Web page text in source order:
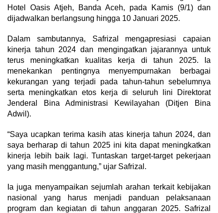
Hotel Oasis Atjeh, Banda Aceh, pada Kamis (9/1) dan
dijadwalkan berlangsung hingga 10 Januari 2025.
Dalam sambutannya, Safrizal mengapresiasi capaian
kinerja tahun 2024 dan mengingatkan jajarannya untuk
terus meningkatkan kualitas kerja di tahun 2025. Ia
menekankan pentingnya menyempurnakan berbagai
kekurangan yang terjadi pada tahun-tahun sebelumnya
serta meningkatkan etos kerja di seluruh lini Direktorat
Jenderal Bina Administrasi Kewilayahan (Ditjen Bina
Adwil).
“Saya ucapkan terima kasih atas kinerja tahun 2024, dan
saya berharap di tahun 2025 ini kita dapat meningkatkan
kinerja lebih baik lagi. Tuntaskan target-target pekerjaan
yang masih menggantung,” ujar Safrizal.
Ia juga menyampaikan sejumlah arahan terkait kebijakan
nasional yang harus menjadi panduan pelaksanaan
program dan kegiatan di tahun anggaran 2025. Safrizal